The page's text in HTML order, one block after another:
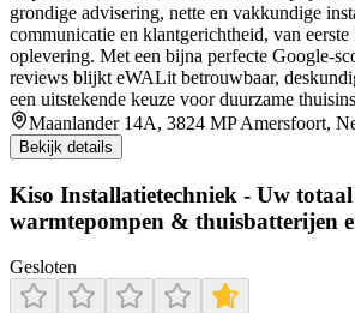
grondige advisering, nette en vakkundige
communicatie en klantgerichtheid, van
oplevering. Met een bijna perfecte Google-
reviews blijkt eWALit betrouwbaar,
een uitstekende keuze voor duurzame
Maanlander 14A, 3824 MP Amersfoort,
Bekijk details
Kiso Installatietechniek - Uw
warmtepompen & thuisbatterijen
Gesloten